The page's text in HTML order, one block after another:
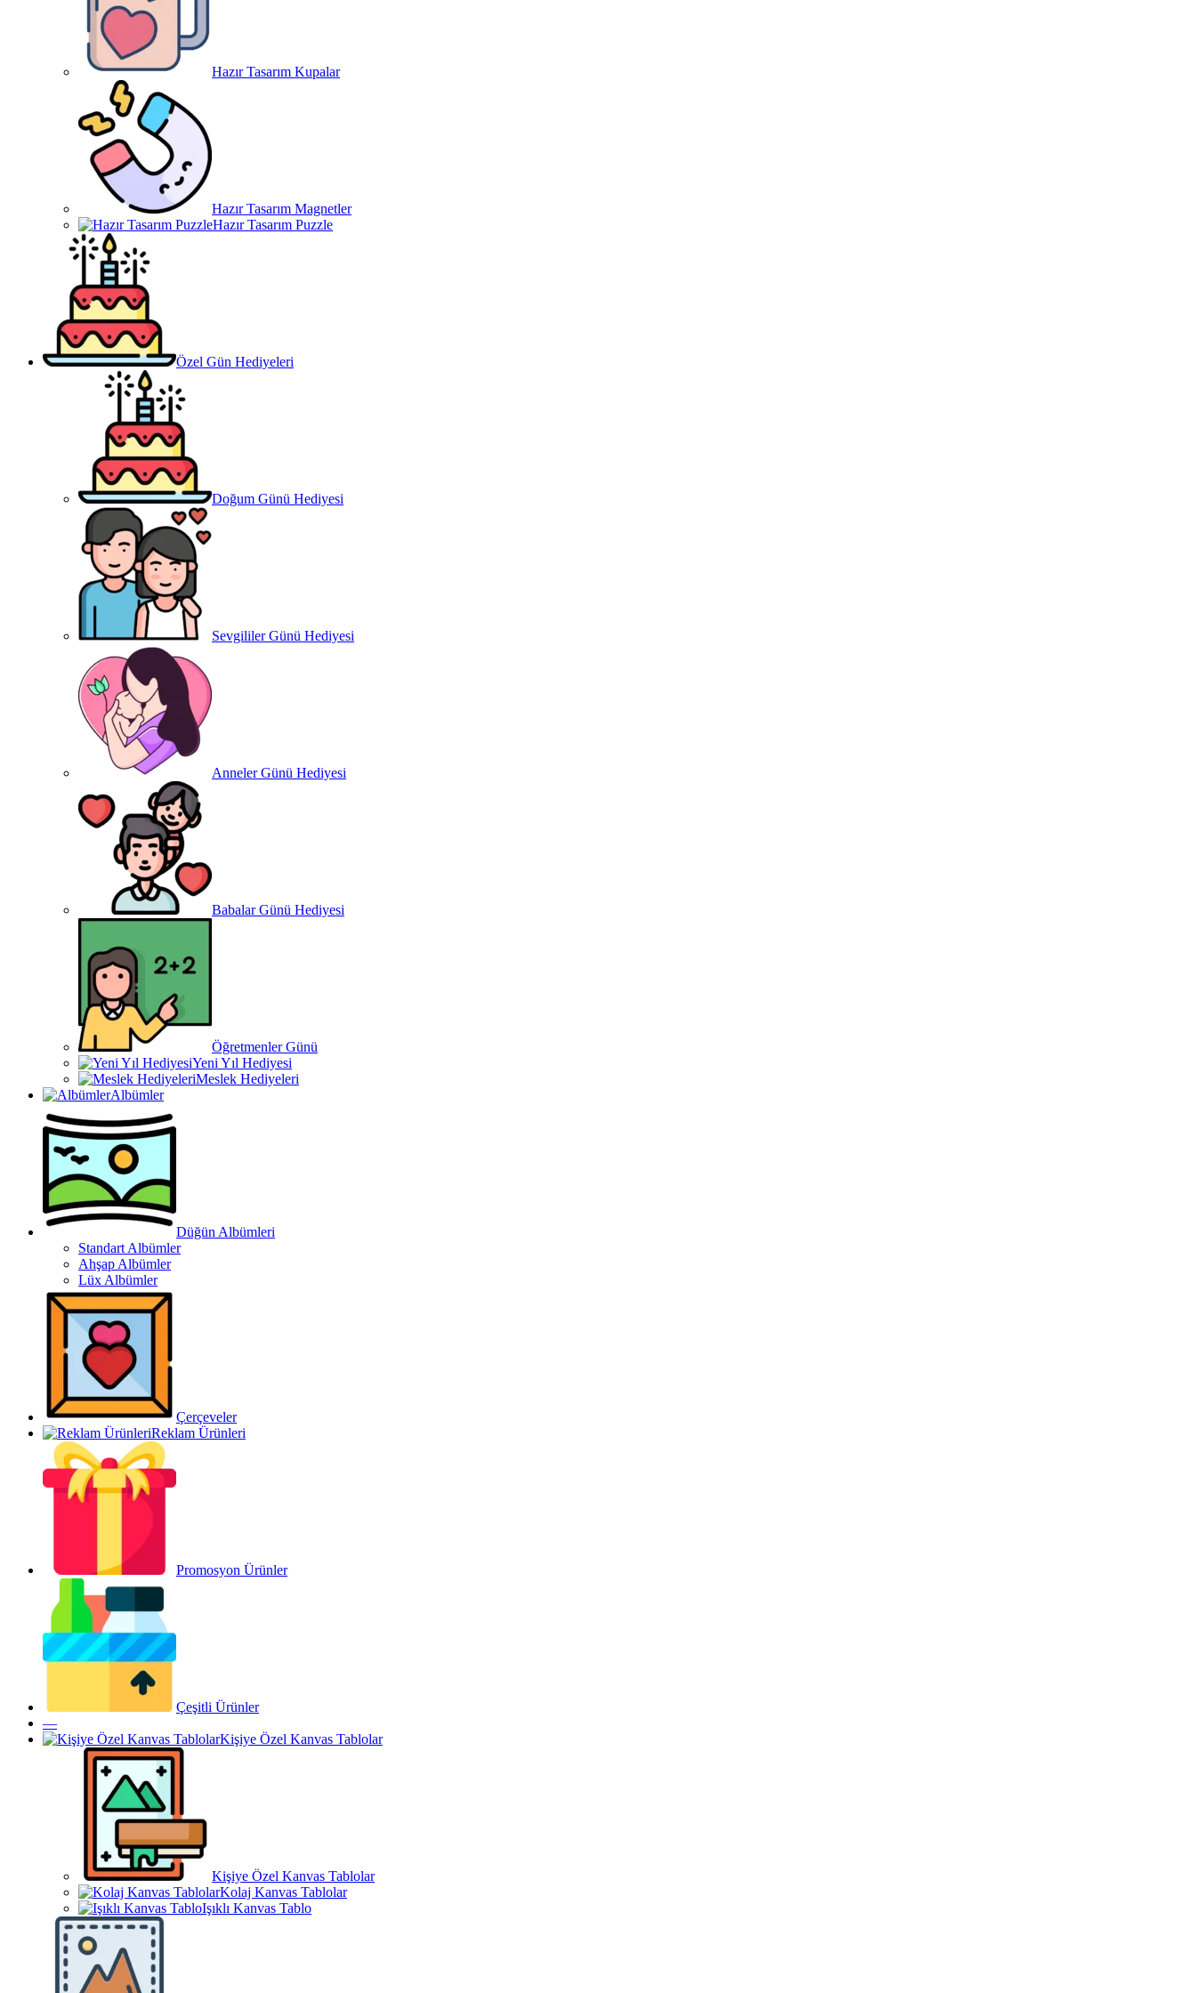
Hazır Tasarım Kupalar
Hazır Tasarım Magnetler
Hazır Tasarım Puzzle
Özel Gün Hediyeleri
Doğum Günü Hediyesi
Sevgililer Günü Hediyesi
Anneler Günü Hediyesi
Babalar Günü Hediyesi
Öğretmenler Günü
Yeni Yıl Hediyesi
Meslek Hediyeleri
Albümler
Düğün Albümleri
Standart Albümler
Ahşap Albümler
Lüx Albümler
Çerçeveler
Reklam Ürünleri
Promosyon Ürünler
Çeşitli Ürünler
—
Kişiye Özel Kanvas Tablolar
Kişiye Özel Kanvas Tablolar
Kolaj Kanvas Tablolar
Işıklı Kanvas Tablo